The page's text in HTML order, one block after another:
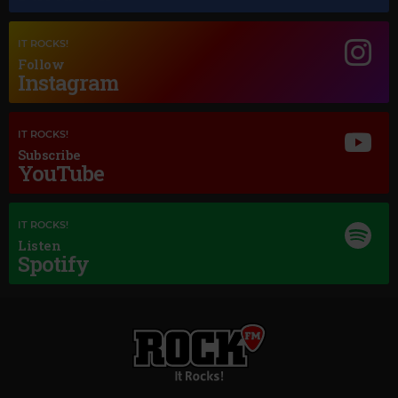
GERALD FINZI–ECLOGUE, OP.10
Magic Love
ALL I WANNA DO IS MAKE LOVE TO YOU
IT ROCKS!
Follow
Instagram
IT ROCKS!
Subscribe
YouTube
IT ROCKS!
Listen
Spotify